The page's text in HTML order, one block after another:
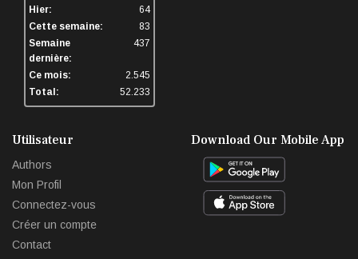
Hier:
64
Cette semaine:
83
Semaine
dernière:
437
Ce mois:
2.545
Total:
52.233
Utilisateur
Authors
Mon Profil
Connectez-vous
Créer un compte
Contact
Download Our Mobile App